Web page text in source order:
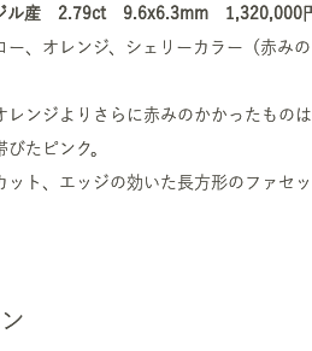
ル産 2.79ct 9.6x6.3mm 1,320,000
ー、オレンジ、シェリーカラー（赤み
レンジよりさらに赤みのかかったもの
たピンク。
ット、エッジの効いた長方形のファセ